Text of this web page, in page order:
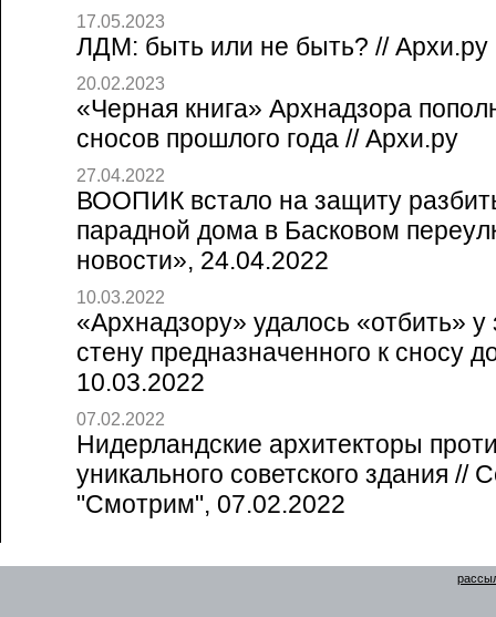
17.05.2023
ЛДМ: быть или не быть? // Архи.ру
20.02.2023
«Черная книга» Архнадзора
сносов прошлого года // Архи.ру
27.04.2022
ВООПИК встало на защиту
парадной дома в Басковом
новости», 24.04.2022
10.03.2022
«Архнадзору» удалось «отбить»
стену предназначенного к сносу
10.03.2022
07.02.2022
Нидерландские архитекторы
уникального советского здания //
"Смотрим", 07.02.2022